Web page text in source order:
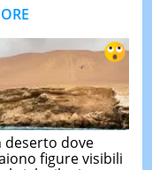
deserto dove
figure visibili